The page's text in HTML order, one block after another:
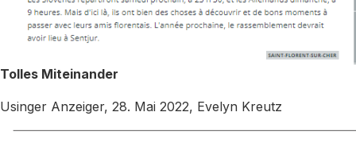
Tolles Miteinander
Usinger Anzeiger, 28. Mai 2022, Evelyn Kreutz